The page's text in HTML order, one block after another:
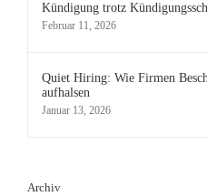
Kündigung trotz
Februar 11, 2026
Quiet Hiring: Wie Firmen
aufhalsen
Januar 13, 2026
Archiv